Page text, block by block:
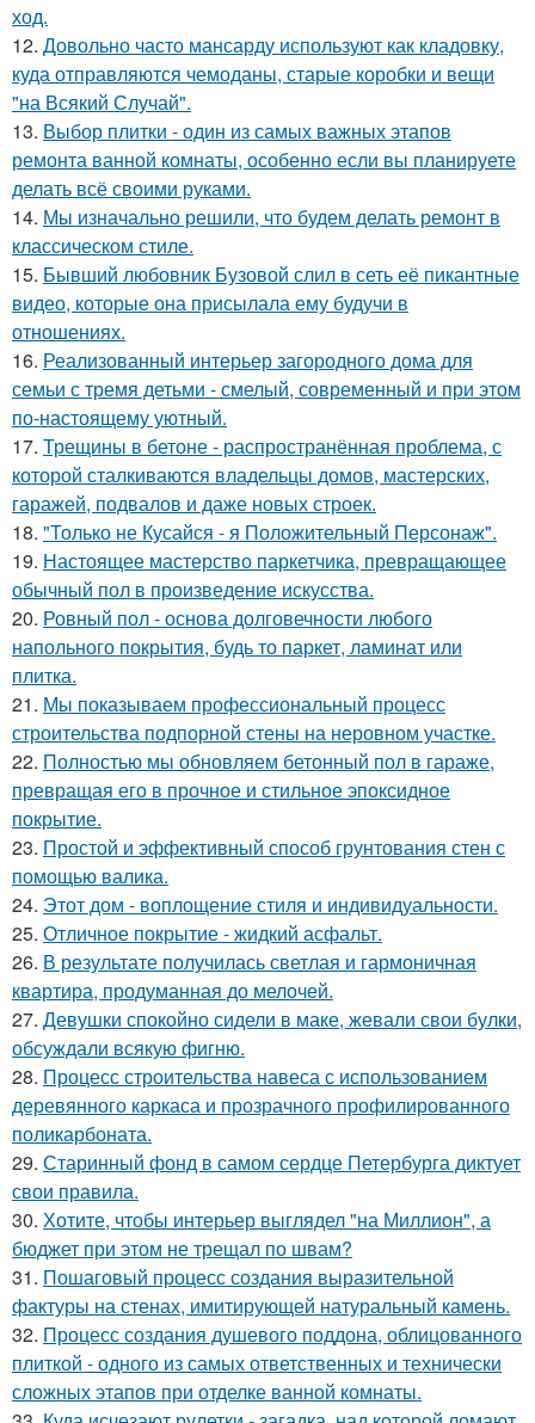
ход.
12. Довольно часто мансарду используют как кладовку,
куда отправляются чемоданы, старые коробки и вещи
"на Всякий Случай".
13. Выбор плитки - один из самых важных этапов
ремонта ванной комнаты, особенно если вы планируете
делать всё своими руками.
14. Мы изначально решили, что будем делать ремонт в
классическом стиле.
15. Бывший любовник Бузовой слил в сеть её пикантные
видео, которые она присылала ему будучи в
отношениях.
16. Реализованный интерьер загородного дома для
семьи с тремя детьми - смелый, современный и при этом
по-настоящему уютный.
17. Трещины в бетоне - распространённая проблема, с
которой сталкиваются владельцы домов, мастерских,
гаражей, подвалов и даже новых строек.
18. "Только не Кусайся - я Положительный Персонаж".
19. Настоящее мастерство паркетчика, превращающее
обычный пол в произведение искусства.
20. Ровный пол - основа долговечности любого
напольного покрытия, будь то паркет, ламинат или
плитка.
21. Мы показываем профессиональный процесс
строительства подпорной стены на неровном участке.
22. Полностью мы обновляем бетонный пол в гараже,
превращая его в прочное и стильное эпоксидное
покрытие.
23. Простой и эффективный способ грунтования стен с
помощью валика.
24. Этот дом - воплощение стиля и индивидуальности.
25. Отличное покрытие - жидкий асфальт.
26. В результате получилась светлая и гармоничная
квартира, продуманная до мелочей.
27. Девушки спокойно сидели в маке, жевали свои булки,
обсуждали всякую фигню.
28. Процесс строительства навеса с использованием
деревянного каркаса и прозрачного профилированного
поликарбоната.
29. Старинный фонд в самом сердце Петербурга диктует
свои правила.
30. Хотите, чтобы интерьер выглядел "на Миллион", а
бюджет при этом не трещал по швам?
31. Пошаговый процесс создания выразительной
фактуры на стенах, имитирующей натуральный камень.
32. Процесс создания душевого поддона, облицованного
плиткой - одного из самых ответственных и технически
сложных этапов при отделке ванной комнаты.